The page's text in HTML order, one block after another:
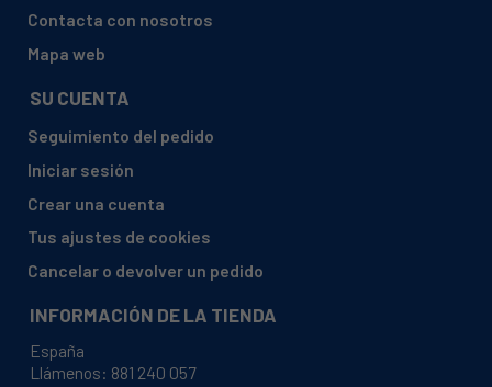
CANDY, 31100243 GODC38-86S
CANDY, 31100254 GODC38T-88S
CANDY, 31100265 GODV17X-ISR
CANDY, 31100281 GOV118
Contacta con nosotros
Mapa web
SU CUENTA
Seguimiento del pedido
Iniciar sesión
Crear una cuenta
Tus ajustes de cookies
Cancelar o devolver un pedido
INFORMACIÓN DE LA TIENDA
España
Llámenos: 881 240 057